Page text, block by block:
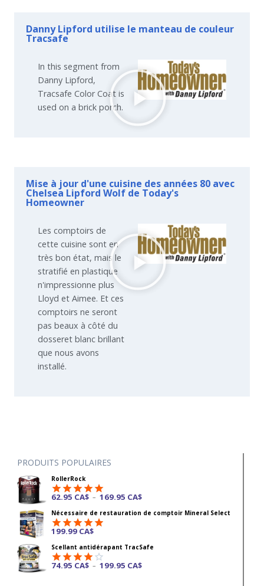
Danny Lipford utilise le manteau de couleur
Tracsafe
In this segment from
Danny Lipford,
Tracsafe Color Coat is
used on a brick porch.
Mise à jour d'une cuisine des années 80 avec
Chelsea Lipford Wolf de Today's
Homeowner
Les comptoirs de
cette cuisine sont en
très bon état, mais le
stratifié en plastique
n'impressionne plus
Lloyd et Aimee. Et ces
comptoirs ne seront
pas beaux à côté du
dosseret blanc brillant
que nous avons
installé.
PRODUITS POPULAIRES
RollerRock
sur 5
62.95 CA$ – 169.95 CA$
Nécessaire de restauration de comptoir Mineral Select
sur 5
199.99 CA$
Scellant antidérapant TracSafe
74.95 CA$ – 199.95 CA$